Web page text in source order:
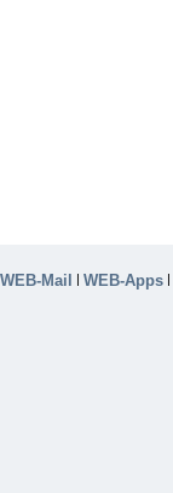
WEB-Mail | WEB-Apps |